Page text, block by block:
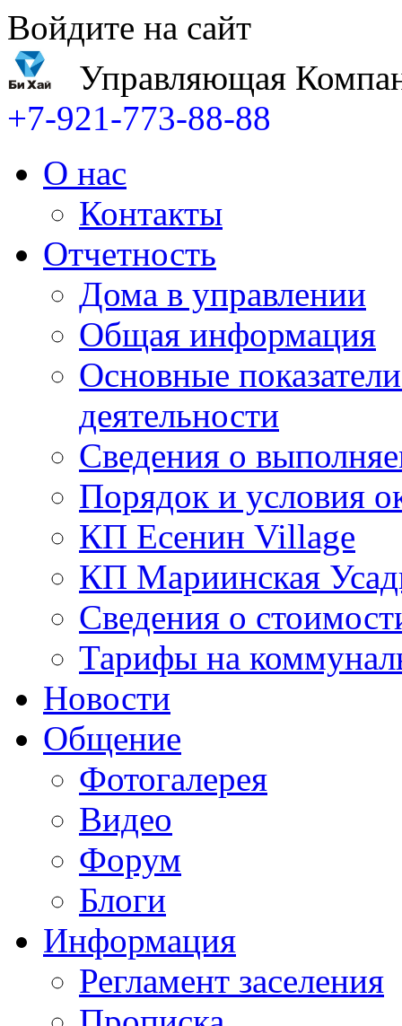
Войдите на сайт
Управляющая
+7-921-773-88-88
О нас
Контакты
Отчетность
Дома в управлении
Общая информация
Основные
деятельности
Сведения о
Порядок и условия
КП Есенин Village
КП Мариинская
Сведения о
Тарифы на
Новости
Общение
Фотогалерея
Видео
Форум
Блоги
Информация
Регламент заселения